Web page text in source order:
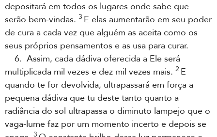
depositará em todos os lugares onde sabe que
serão bem-vindas. 3 E elas aumentarão em seu poder
de cura a cada vez que alguém as aceita como os
seus próprios pensamentos e as usa para curar.
6. Assim, cada dádiva oferecida a Ele será
multiplicada mil vezes e dez mil vezes mais. 2 E
quando te for devolvida, ultrapassará em força a
pequena dádiva que tu deste tanto quanto a
radiância do sol ultrapassa o diminuto lampejo que o
vaga-lume faz por um momento incerto e depois se
3